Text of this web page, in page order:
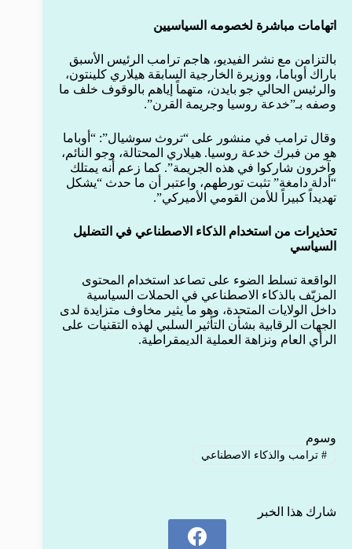
اتهامات مباشرة لخصومه السياسيين
بالتزامن مع نشر الفيديو، هاجم ترامب الرئيس الأسبق
باراك أوباما، ووزيرة الخارجية السابقة هيلاري كلينتون،
والرئيس الحالي جو بايدن، متهماً إياهم بالوقوف خلف ما
وصفه بـ”خدعة روسيا وجريمة القرن”.
وقال ترامب في منشور على “تروث سوشيال”: “أوباما
هو من فبرك خدعة روسيا. هيلاري المحتالة، وجو النائم،
وآخرون شاركوا في هذه الجريمة”. كما زعم أنه يمتلك
“أدلة دامغة” تثبت تورطهم، واعتبر أن ما حدث “يشكل
تهديداً كبيراً للأمن القومي الأميركي”.
تحذيرات من استخدام الذكاء الاصطناعي في التضليل
السياسي
الواقعة تسلط الضوء على تصاعد استخدام المحتوى
المزيّف بالذكاء الاصطناعي في الحملات السياسية
داخل الولايات المتحدة، وهو ما يثير مخاوف متزايدة لدى
الجهات الرقابية بشأن التأثير السلبي لهذه التقنيات على
الرأي العام ونزاهة العملية الديمقراطية.
وسوم
#ترامب والذكاء الاصطناعي
شارك هذا الخبر